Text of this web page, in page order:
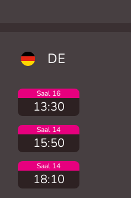
DE
Saal 16
13:30
Saal 14
15:50
Saal 14
18:10